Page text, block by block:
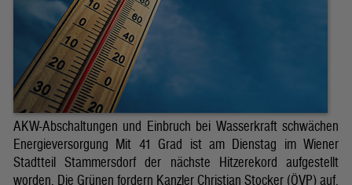
AKW-Abschaltungen und Einbruch bei Wasserkraft schwächen
Energieversorgung Mit 41 Grad ist am Dienstag im Wiener
Stadtteil Stammersdorf der nächste Hitzerekord aufgestellt
worden. Die Grünen fordern Kanzler Christian Stocker (ÖVP) auf,